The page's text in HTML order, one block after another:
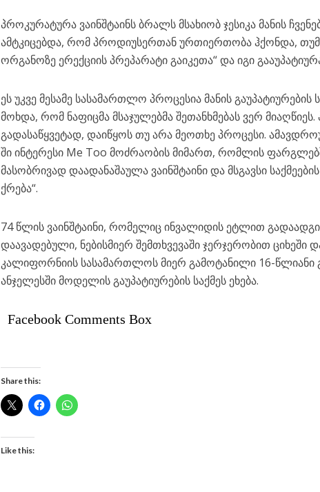
პროკურატურა ვაინშტაინს ბრალს მსახიობ ჯესიკა მანის
ამტკიცებდა, რომ პროდიუსერთან ურთიერთობა ჰქონდა,
ორგანოზე ერექციის პრეპარატი გაიკეთა“ და იგი
ეს უკვე მესამე სასამართლო პროცესია მანის
მოხდა, რომ ნაფიცმა მსაჯულებმა შეთანხმებას ვერ
გადასაწყვეტად, დაიწყოს თუ არა მეოთხე პროცესი.
ში ინტერესი Me Too მოძრაობის მიმართ, რომლის
მასობრივად დაადანაშაულა ვაინშტაინი და მსგავსი
ქრება“.
74 წლის ვაინშტაინი, რომელიც ინვალიდის ეტლით
დაავადებული, ნებისმიერ შემთხვევაში ჯერჯერობით ციხეში
კალიფორნიის სასამართლოს მიერ გამოტანილი 16-
ანჯელესში მოდელის გაუპატიურების საქმეს ეხება.
Facebook Comments Box
Share this:
Like this: